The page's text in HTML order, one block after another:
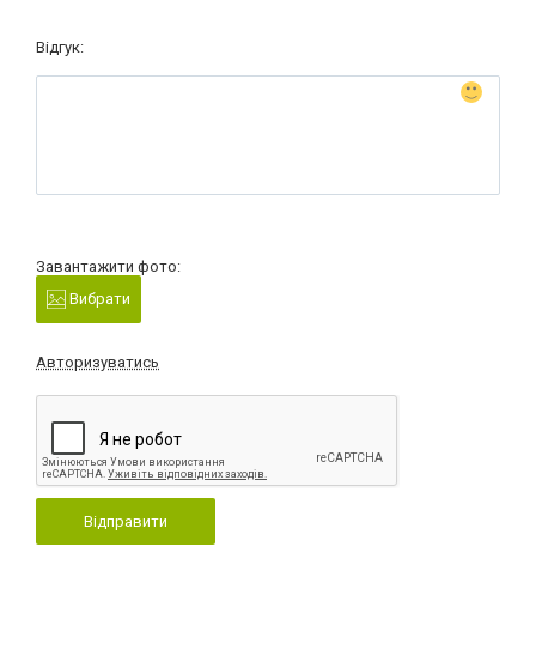
Відгук:
Завантажити фото:
Вибрати
Авторизуватись
Відправити